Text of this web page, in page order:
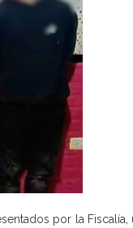
por la Fiscalía,